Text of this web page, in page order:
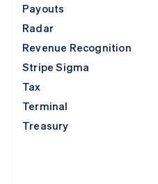
Payouts
Radar
Revenue Recognition
Stripe Sigma
Tax
Terminal
Treasury